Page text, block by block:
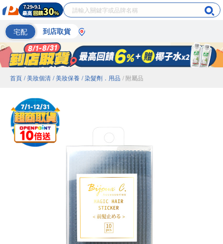
宅配 到店取貨
首頁 / 美妝個清 / 美妝保養 / 染髮劑．用品 / 附屬品